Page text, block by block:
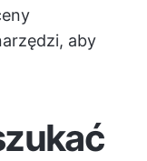
aby